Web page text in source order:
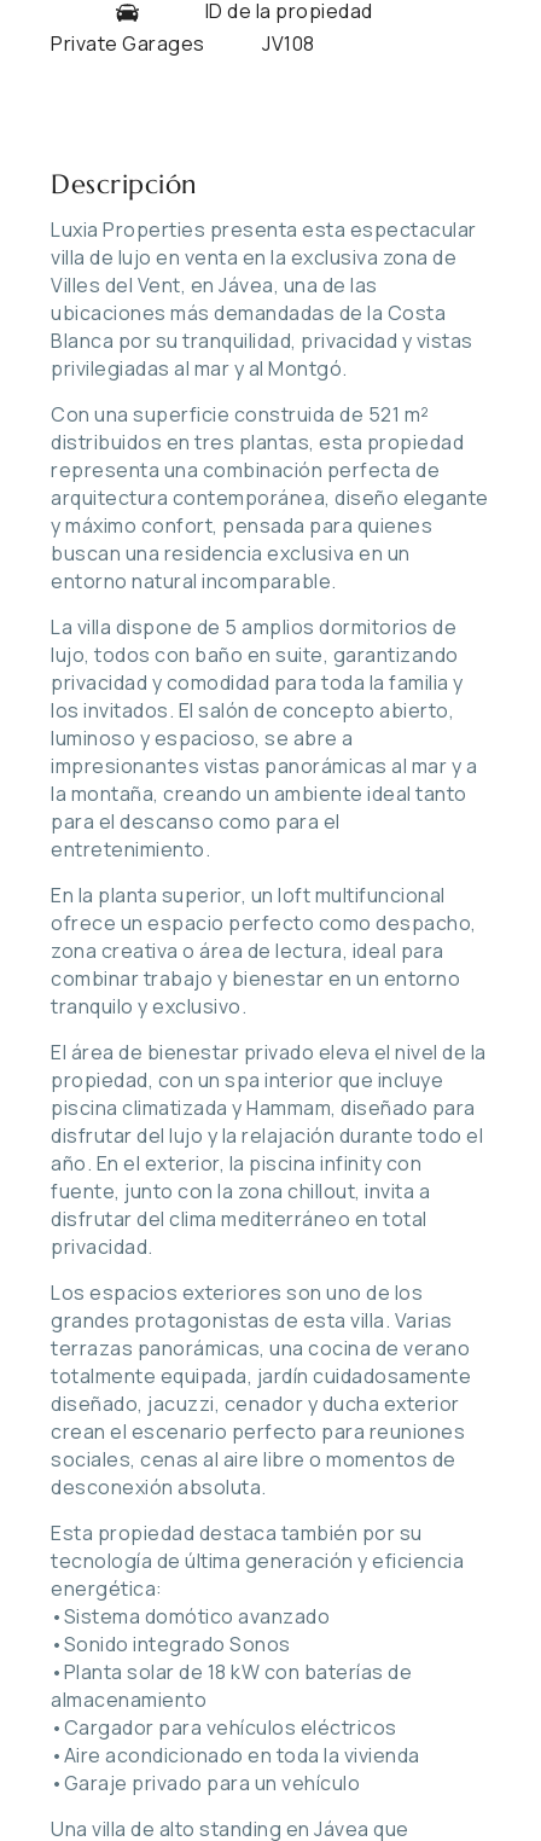
Private Garages
ID de la propiedad
JV108
Descripción
Luxia Properties presenta esta espectacular
villa de lujo en venta en la exclusiva zona de
Villes del Vent, en Jávea, una de las
ubicaciones más demandadas de la Costa
Blanca por su tranquilidad, privacidad y vistas
privilegiadas al mar y al Montgó.
Con una superficie construida de 521 m²
distribuidos en tres plantas, esta propiedad
representa una combinación perfecta de
arquitectura contemporánea, diseño elegante
y máximo confort, pensada para quienes
buscan una residencia exclusiva en un
entorno natural incomparable.
La villa dispone de 5 amplios dormitorios de
lujo, todos con baño en suite, garantizando
privacidad y comodidad para toda la familia y
los invitados. El salón de concepto abierto,
luminoso y espacioso, se abre a
impresionantes vistas panorámicas al mar y a
la montaña, creando un ambiente ideal tanto
para el descanso como para el
entretenimiento.
En la planta superior, un loft multifuncional
ofrece un espacio perfecto como despacho,
zona creativa o área de lectura, ideal para
combinar trabajo y bienestar en un entorno
tranquilo y exclusivo.
El área de bienestar privado eleva el nivel de la
propiedad, con un spa interior que incluye
piscina climatizada y Hammam, diseñado para
disfrutar del lujo y la relajación durante todo el
año. En el exterior, la piscina infinity con
fuente, junto con la zona chillout, invita a
disfrutar del clima mediterráneo en total
privacidad.
Los espacios exteriores son uno de los
grandes protagonistas de esta villa. Varias
terrazas panorámicas, una cocina de verano
totalmente equipada, jardín cuidadosamente
diseñado, jacuzzi, cenador y ducha exterior
crean el escenario perfecto para reuniones
sociales, cenas al aire libre o momentos de
desconexión absoluta.
Esta propiedad destaca también por su
tecnología de última generación y eficiencia
energética:
•Sistema domótico avanzado
•Sonido integrado Sonos
•Planta solar de 18 kW con baterías de
almacenamiento
•Cargador para vehículos eléctricos
•Aire acondicionado en toda la vivienda
•Garaje privado para un vehículo
Una villa de alto standing en Jávea que